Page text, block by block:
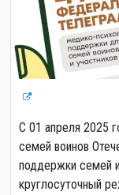
С 01 апреля 2025
семей воинов
поддержки семей
круглосуточный